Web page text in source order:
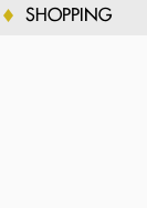
SHOPPING